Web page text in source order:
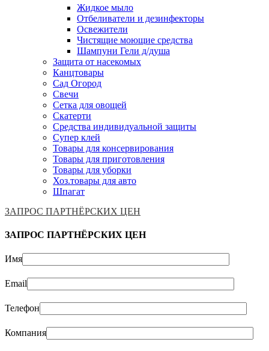
Жидкое мыло
Отбеливатели и дезинфекторы
Освежители
Чистящие моющие средства
Шампуни Гели д/душа
Защита от насекомых
Канцтовары
Сад Огород
Свечи
Сетка для овощей
Скатерти
Средства индивидуальной защиты
Супер клей
Товары для консервирования
Товары для приготовления
Товары для уборки
Хоз.товары для авто
Шпагат
ЗАПРОС ПАРТНЁРСКИХ ЦЕН
ЗАПРОС ПАРТНЁРСКИХ ЦЕН
Имя
Email
Телефон
Компания